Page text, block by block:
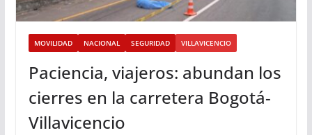
MOVILIDAD NACIONAL SEGURIDAD VILLAVICENCIO
Paciencia, viajeros: abundan los
cierres en la carretera Bogotá-
Villavicencio